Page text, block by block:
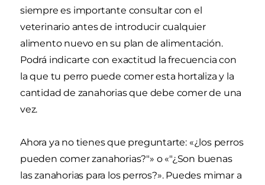
siempre es importante consultar con el
veterinario antes de introducir cualquier
alimento nuevo en su plan de alimentación.
Podrá indicarte con exactitud la frecuencia con
la que tu perro puede comer esta hortaliza y la
cantidad de zanahorias que debe comer de una
vez.
Ahora ya no tienes que preguntarte: «¿los perros
pueden comer zanahorias?"» o «"¿Son buenas
las zanahorias para los perros?». Puedes mimar a